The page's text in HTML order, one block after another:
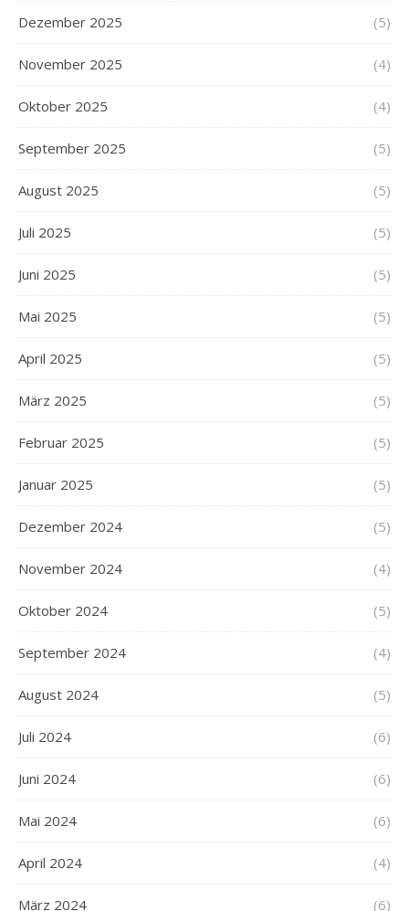
Dezember 2025 (5)
November 2025 (4)
Oktober 2025 (4)
September 2025 (5)
August 2025 (5)
Juli 2025 (5)
Juni 2025 (5)
Mai 2025 (5)
April 2025 (5)
März 2025 (5)
Februar 2025 (5)
Januar 2025 (5)
Dezember 2024 (5)
November 2024 (4)
Oktober 2024 (5)
September 2024 (4)
August 2024 (5)
Juli 2024 (6)
Juni 2024 (6)
Mai 2024 (6)
April 2024 (4)
März 2024 (6)